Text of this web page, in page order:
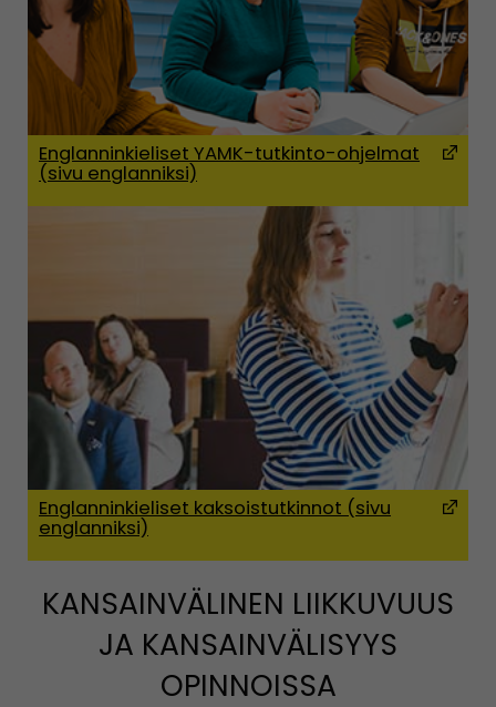
Englanninkieliset YAMK-tutkinto-ohjelmat
(sivu englanniksi)
Englanninkieliset kaksoistutkinnot (sivu
englanniksi)
KANSAINVÄLINEN LIIKKUVUUS
JA KANSAINVÄLISYYS
OPINNOISSA